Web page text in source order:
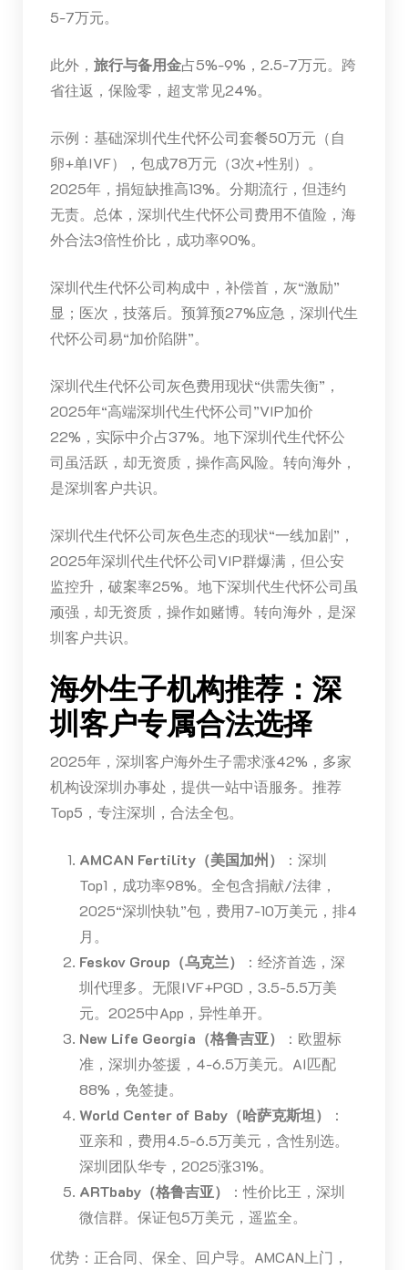
5-7万元。
此外， 旅行与备用金占5%-9%，2.5-7万元。跨
省往返，保险零，超支常见24%。
示例：基础深圳代生代怀公司套餐50万元（自
卵+单IVF），包成78万元（3次+性别）。
2025年，捐短缺推高13%。分期流行，但违约
无责。总体，深圳代生代怀公司费用不值险，海
外合法3倍性价比，成功率90%。
深圳代生代怀公司构成中，补偿首，灰“激励”
显；医次，技落后。预算预27%应急，深圳代生
代怀公司易“加价陷阱”。
深圳代生代怀公司灰色费用现状“供需失衡”，
2025年“高端深圳代生代怀公司”VIP加价
22%，实际中介占37%。地下深圳代生代怀公
司虽活跃，却无资质，操作高风险。转向海外，
是深圳客户共识。
深圳代生代怀公司灰色生态的现状“一线加剧”，
2025年深圳代生代怀公司VIP群爆满，但公安
监控升，破案率25%。地下深圳代生代怀公司虽
顽强，却无资质，操作如赌博。转向海外，是深
圳客户共识。
海外生子机构推荐：深
圳客户专属合法选择
2025年，深圳客户海外生子需求涨42%，多家
机构设深圳办事处，提供一站中语服务。推荐
Top5，专注深圳，合法全包。
AMCAN Fertility（美国加州）
：深圳
Top1，成功率98%。全包含捐献/法律，
2025“深圳快轨”包，费用7-10万美元，排4
月。
Feskov Group（乌克兰）
：经济首选，深
圳代理多。无限IVF+PGD，3.5-5.5万美
元。2025中App，异性单开。
New Life Georgia（格鲁吉亚）
：欧盟标
准，深圳办签援，4-6.5万美元。AI匹配
88%，免签捷。
World Center of Baby（哈萨克斯坦）
：
亚亲和，费用4.5-6.5万美元，含性别选。
深圳团队华专，2025涨31%。
ARTbaby（格鲁吉亚）
：性价比王，深圳
微信群。保证包5万美元，遥监全。
优势：正合同、保全、回户导。AMCAN上门，